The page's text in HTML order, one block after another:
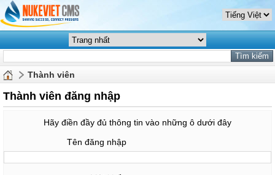
Thành viên
Thành viên đăng nhập
Hãy điền đầy đủ thông tin vào những ô dưới đây
Tên đăng nhập